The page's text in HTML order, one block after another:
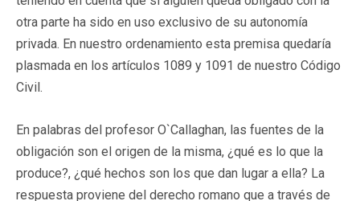
otra parte ha sido en uso exclusivo de su autonomía
privada. En nuestro ordenamiento esta premisa quedaría
plasmada en los artículos 1089 y 1091 de nuestro Código
Civil.
En palabras del profesor O`Callaghan, las fuentes de la
obligación son el origen de la misma, ¿qué es lo que la
produce?, ¿qué hechos son los que dan lugar a ella? La
respuesta proviene del derecho romano que a través de